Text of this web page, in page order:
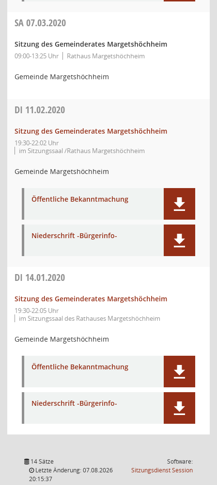
SA07.03.2020
Sitzung des Gemeinderates Margetshöchheim
09:00-13:25 Uhr Rathaus Margetshöchheim
Gemeinde Margetshöchheim
DI 11.02.2020
Sitzung des Gemeinderates Margetshöchheim
19:30-22:02 Uhr
im Sitzungssaal /Rathaus Margetshöchheim
Gemeinde Margetshöchheim
Öffentliche Bekanntmachung
Niederschrift -Bürgerinfo-
DI 14.01.2020
Sitzung des Gemeinderates Margetshöchheim
19:30-22:05 Uhr
im Sitzungssaal des Rathauses Margetshöchheim
Gemeinde Margetshöchheim
Öffentliche Bekanntmachung
Niederschrift -Bürgerinfo-
14 Sätze
Letzte Änderung: 07.08.2026
20:15:37
Software:
SitzungsdienstSession(Wird in